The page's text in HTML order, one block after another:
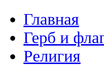
Главная
Герб и
Религия